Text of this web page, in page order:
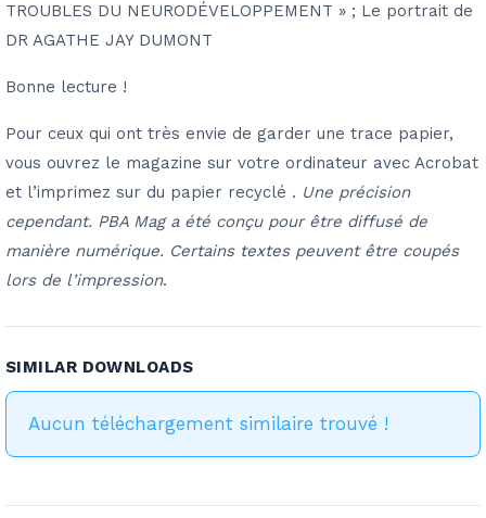
TROUBLES DU NEURODÉVELOPPEMENT » ; Le portrait de
DR AGATHE JAY DUMONT
Bonne lecture !
Pour ceux qui ont très envie de garder une trace papier,
vous ouvrez le magazine sur votre ordinateur avec Acrobat
et l’imprimez sur du papier recyclé . Une précision
cependant. PBA Mag a été conçu pour être diffusé de
manière numérique. Certains textes peuvent être coupés
lors de l’impression.
SIMILAR DOWNLOADS
Aucun téléchargement similaire trouvé !